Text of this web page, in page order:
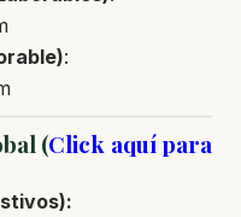
:
(Click aquí para